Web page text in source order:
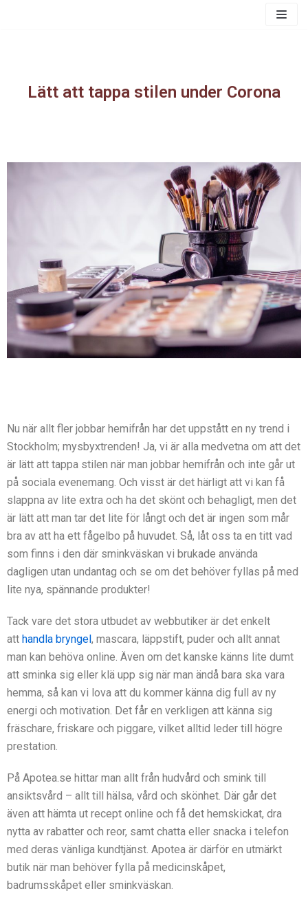
Lätt att tappa stilen under Corona
Nu när allt fler jobbar hemifrån har det uppstått en ny trend i
Stockholm; mysbyxtrenden! Ja, vi är alla medvetna om att det
är lätt att tappa stilen när man jobbar hemifrån och inte går ut
på sociala evenemang. Och visst är det härligt att vi kan få
slappna av lite extra och ha det skönt och behagligt, men det
är lätt att man tar det lite för långt och det är ingen som mår
bra av att ha ett fågelbo på huvudet. Så, låt oss ta en titt vad
som finns i den där sminkväskan vi brukade använda
dagligen utan undantag och se om det behöver fyllas på med
lite nya, spännande produkter!
Tack vare det stora utbudet av webbutiker är det enkelt
att handla bryngel , mascara, läppstift, puder och allt annat
man kan behöva online. Även om det kanske känns lite dumt
att sminka sig eller klä upp sig när man ändå bara ska vara
hemma, så kan vi lova att du kommer känna dig full av ny
energi och motivation. Det får en verkligen att känna sig
fräschare, friskare och piggare, vilket alltid leder till högre
prestation.
På Apotea.se hittar man allt från hudvård och smink till
ansiktsvård – allt till hälsa, vård och skönhet. Där går det
även att hämta ut recept online och få det hemskickat, dra
nytta av rabatter och reor, samt chatta eller snacka i telefon
med deras vänliga kundtjänst. Apotea är därför en utmärkt
butik när man behöver fylla på medicinskåpet,
badrumsskåpet eller sminkväskan.